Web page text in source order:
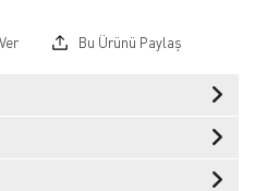
Bu Ürünü Paylaş